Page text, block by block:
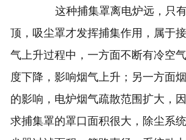
这种捕集罩离电炉远，只有
顶，吸尘罩才发挥捕集作用，属于
气上升过程中，一方面不断有冷空
度下降，影响烟气上升；另一方面
的影响，电炉烟气疏散范围扩大，
求捕集罩的罩口面积很大，除尘系